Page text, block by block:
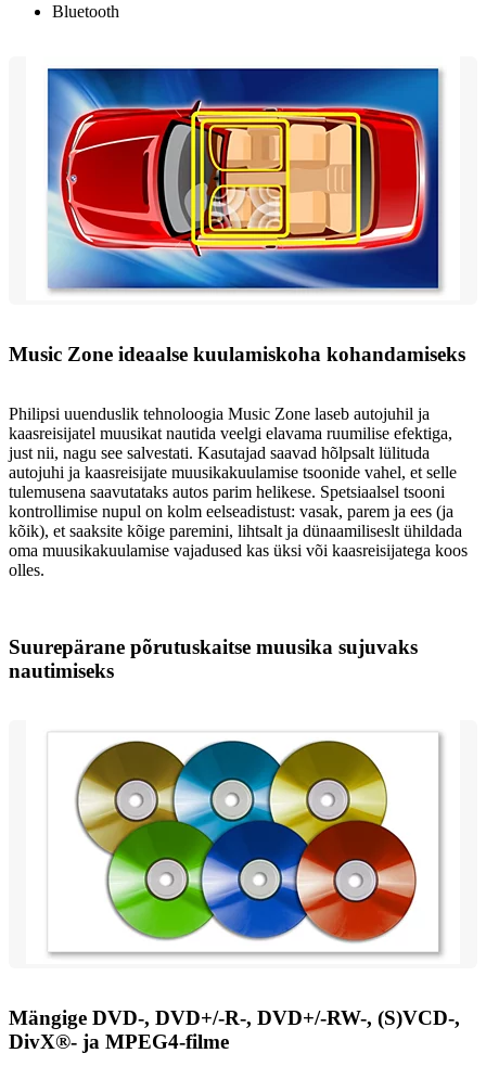
Bluetooth
Music Zone ideaalse kuulamiskoha kohandamiseks
Philipsi uuenduslik tehnoloogia Music Zone laseb autojuhil ja
kaasreisijatel muusikat nautida veelgi elavama ruumilise efektiga,
just nii, nagu see salvestati. Kasutajad saavad hõlpsalt lülituda
autojuhi ja kaasreisijate muusikakuulamise tsoonide vahel, et selle
tulemusena saavutataks autos parim helikese. Spetsiaalsel tsooni
kontrollimise nupul on kolm eelseadistust: vasak, parem ja ees (ja
kõik), et saaksite kõige paremini, lihtsalt ja dünaamiliseslt ühildada
oma muusikakuulamise vajadused kas üksi või kaasreisijatega koos
olles.
Suurepärane põrutuskaitse muusika sujuvaks
nautimiseks
Mängige DVD-, DVD+/-R-, DVD+/-RW-, (S)VCD-,
DivX®- ja MPEG4-filme